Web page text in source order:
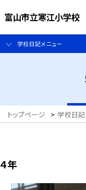
富山市立寒江小学校
学校日記メニュー
トップページ > 学校日記
４年